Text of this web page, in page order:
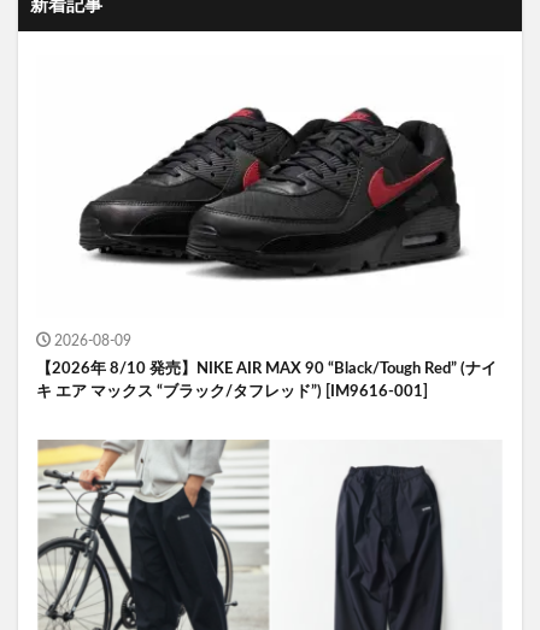
新着記事
2026-08-09
【2026年 8/10 発売】NIKE AIR MAX 90 “Black/Tough Red” (ナイ
キ エア マックス “ブラック/タフレッド”) [IM9616-001]